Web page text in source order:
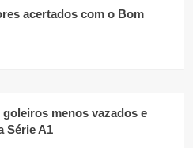
acertados com o Bom
menos vazados e
Série A1